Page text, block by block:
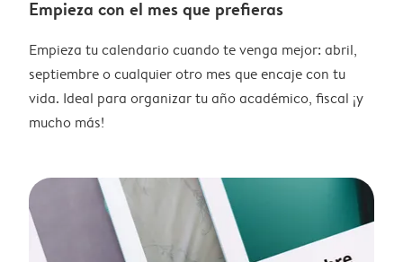
Empieza con el mes que prefieras
Empieza tu calendario cuando te venga mejor: abril,
septiembre o cualquier otro mes que encaje con tu
vida. Ideal para organizar tu año académico, fiscal ¡y
mucho más!